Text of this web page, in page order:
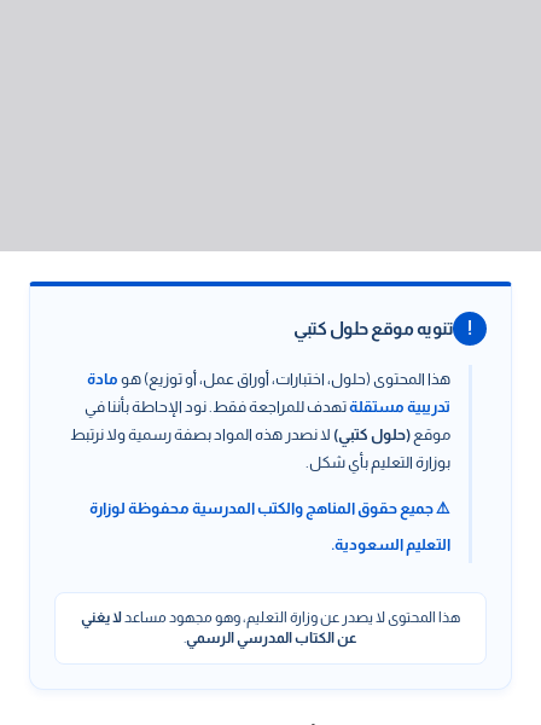
! تنويه موقع حلول كتبي
هذا المحتوى (حلول، اختبارات، أوراق عمل، أو توزيع) هو مادة
تدريبية مستقلةتهدف للمراجعة فقط. نود الإحاطة بأننا في
موقع (حلول كتبي) لا نصدر هذه المواد بصفة رسمية ولا نرتبط
بوزارة التعليم بأي شكل.
⚠️ جميع حقوق المناهج والكتب المدرسية محفوظة لوزارة
التعليم السعودية.
هذا المحتوى لا يصدر عن وزارة التعليم، وهو مجهود مساعدلا يغني
عن الكتاب المدرسي الرسمي.